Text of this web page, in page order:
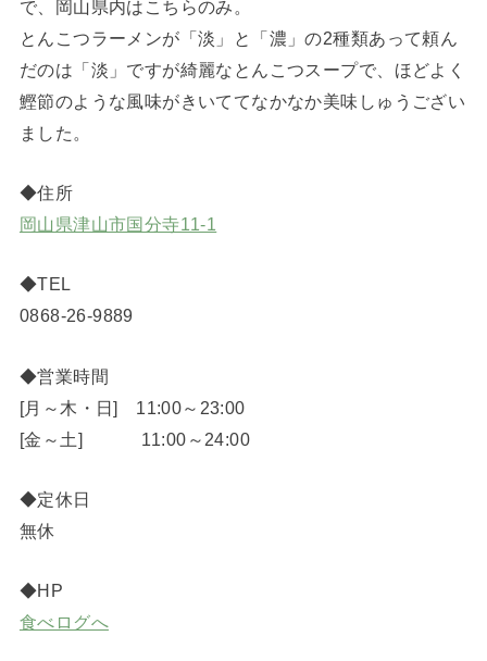
で、岡山県内はこちらのみ。
とんこつラーメンが「淡」と「濃」の2種類あって頼ん
だのは「淡」ですが綺麗なとんこつスープで、ほどよく
鰹節のような風味がきいててなかなか美味しゅうござい
ました。
◆住所
岡山県津山市国分寺11-1
◆TEL
0868-26-9889
◆営業時間
[月～木・日] 11:00～23:00
[金～土] 11:00～24:00
◆定休日
無休
◆HP
食べログへ